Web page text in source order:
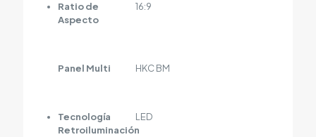
Ratio de
Aspecto
16:9
Panel Multi HKC BM
Tecnología
Retroiluminación
LED